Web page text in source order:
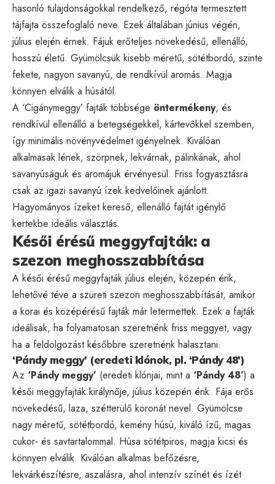
hasonló tulajdonságokkal rendelkező, régóta termesztett
tájfajta összefoglaló neve. Ezek általában június végén,
július elején érnek. Fájuk erőteljes növekedésű, ellenálló,
hosszú életű. Gyümölcsük kisebb méretű, sötétbordó, szinte
fekete, nagyon savanyú, de rendkívül aromás. Magja
könnyen elválik a húsától.
A ‘Cigánymeggy’ fajták többsége öntermékeny, és
rendkívül ellenálló a betegségekkel, kártevőkkel szemben,
így minimális növényvédelmet igényelnek. Kiválóan
alkalmasak lének, szörpnek, lekvárnak, pálinkának, ahol
savanyúságuk és aromájuk érvényesül. Friss fogyasztásra
csak az igazi savanyú ízek kedvelőinek ajánlott.
Hagyományos ízeket kereső, ellenálló fajtát igénylő
kertekbe ideális választás.
Késői érésű meggyfajták: a
szezon meghosszabbítása
A késői érésű meggyfajták július elején, közepén érik,
lehetővé téve a szüreti szezon meghosszabbítását, amikor
a korai és középérésű fajták már letermettek. Ezek a fajták
ideálisak, ha folyamatosan szeretnénk friss meggyet, vagy
ha a feldolgozást későbbre szeretnénk halasztani.
‘Pándy meggy’ (eredeti klónok, pl. ‘Pándy 48’)
Az ‘Pándy meggy’ (eredeti klónjai, mint a ‘Pándy 48’) a
késői meggyfajták királynője, július közepén érik. Fája erős
növekedésű, laza, szétterülő koronát nevel. Gyümölcse
nagy méretű, sötétbordó, kemény húsú, kiváló ízű, magas
cukor- és savtartalommal. Húsa sötétpiros, magja kicsi és
könnyen elválik. Kiválóan alkalmas befőzésre,
lekvárkészítésre, aszalásra, ahol intenzív színét és ízét